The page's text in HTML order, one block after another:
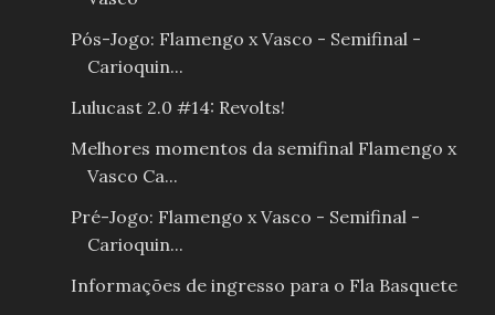
Pós-Jogo: Flamengo x Vasco - Semifinal -
Carioquin...
Lulucast 2.0 #14: Revolts!
Melhores momentos da semifinal Flamengo x
Vasco Ca...
Pré-Jogo: Flamengo x Vasco - Semifinal -
Carioquin...
Informações de ingresso para o Fla Basquete